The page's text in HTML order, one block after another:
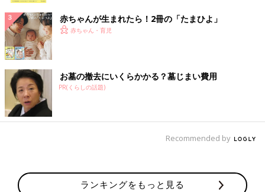
赤ちゃんが生まれたら！2冊の「たまひよ」
赤ちゃん・育児
お墓の撤去にいくらかかる？墓じまい費用
PR(くらしの話題)
Recommended by
ランキングをもっと見る